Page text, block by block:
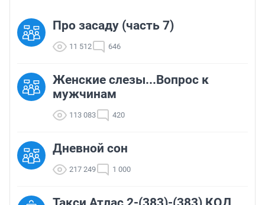
Про засаду (часть 7)
11 512 646
Женские слезы...Вопрос к
мужчинам
113 083 420
Дневной сон
217 249 1 000